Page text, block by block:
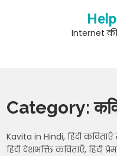
Internet की
Category:
Kavita in Hindi, हिंदी
हिंदी देशभक्ति कविताएँ, हिंदी